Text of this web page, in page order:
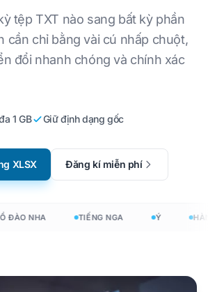
tệp TXT nào sang bất kỳ phần
cần chỉ bằng vài cú nhấp chuột,
đổi nhanh chóng và chính xác
1 GB Giữ định dạng gốc
XLSX Đăng kí miễn phí
ĐÀO NHA TIẾNG NGA Ý